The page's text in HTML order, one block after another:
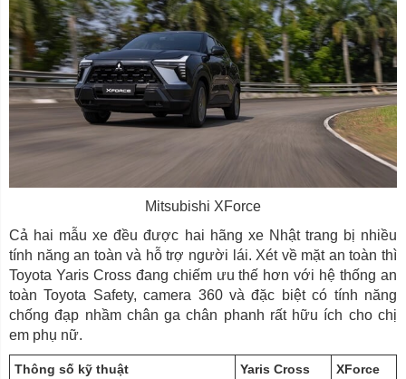
Mitsubishi XForce
Cả hai mẫu xe đều được hai hãng xe Nhật trang bị nhiều
tính năng an toàn và hỗ trợ người lái. Xét về mặt an toàn thì
Toyota Yaris Cross đang chiếm ưu thế hơn với hệ thống an
toàn Toyota Safety, camera 360 và đặc biệt có tính năng
chống đạp nhầm chân ga chân phanh rất hữu ích cho chị
em phụ nữ.
Thông số kỹ thuật Yaris Cross
XForce